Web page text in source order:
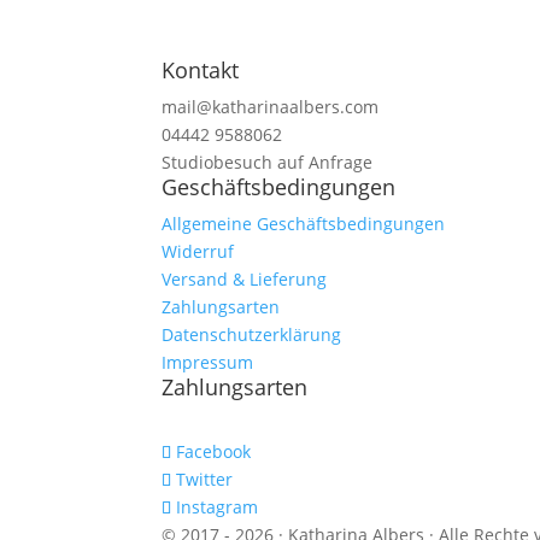
Kontakt
mail@katharinaalbers.com
04442 9588062
Studiobesuch auf Anfrage
Geschäftsbedingungen
Allgemeine Geschäftsbedingungen
Widerruf
Versand & Lieferung
Zahlungsarten
Datenschutzerklärung
Impressum
Zahlungsarten
Facebook
Twitter
Instagram
© 2017 - 2026 · Katharina Albers · Alle Rechte